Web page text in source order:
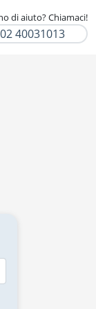
di aiuto? Chiamaci!
02 40031013